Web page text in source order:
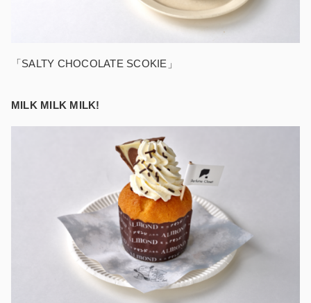
「SALTY CHOCOLATE SCOKIE」
MILK MILK MILK!